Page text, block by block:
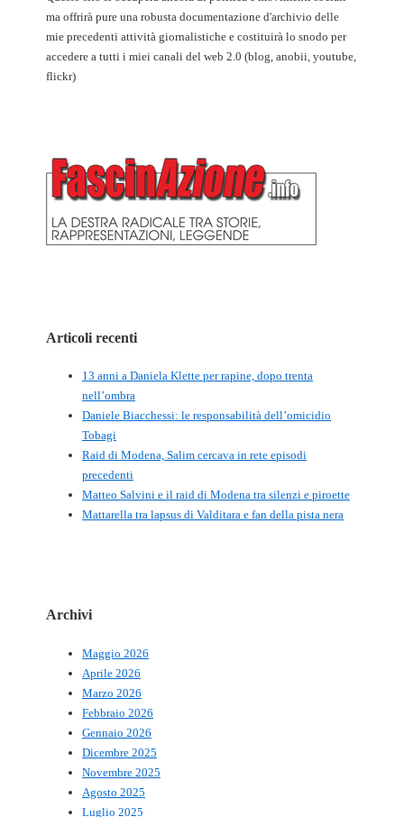
ma offrirà pure una robusta documentazione d'archivio delle
mie precedenti attività giornalistiche e costituirà lo snodo per
accedere a tutti i miei canali del web 2.0 (blog, anobii, youtube,
flickr)
Articoli recenti
13 anni a Daniela Klette per rapine, dopo trenta
nell’ombra
Daniele Biacchessi: le responsabilità dell’omicidio
Tobagi
Raid di Modena, Salim cercava in rete episodi
precedenti
Matteo Salvini e il raid di Modena tra silenzi e piroette
Mattarella tra lapsus di Valditara e fan della pista nera
Archivi
Maggio 2026
Aprile 2026
Marzo 2026
Febbraio 2026
Gennaio 2026
Dicembre 2025
Novembre 2025
Agosto 2025
Luglio 2025